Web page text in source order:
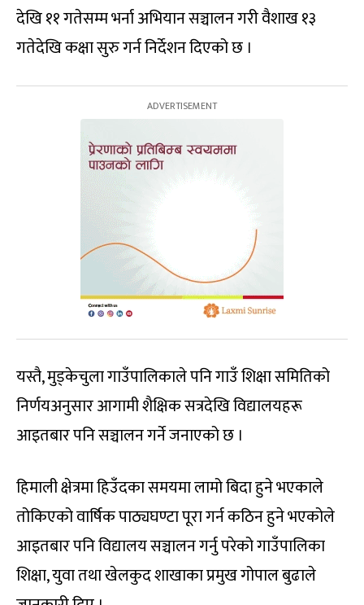
देखि ११ गतेसम्म भर्ना अभियान सञ्चालन गरी वैशाख १३
गतेदेखि कक्षा सुरु गर्न निर्देशन दिएको छ ।
यस्तै, मुड्केचुला गाउँपालिकाले पनि गाउँ शिक्षा समितिको
निर्णयअनुसार आगामी शैक्षिक सत्रदेखि विद्यालयहरू
आइतबार पनि सञ्चालन गर्ने जनाएको छ ।
हिमाली क्षेत्रमा हिउँदका समयमा लामो बिदा हुने भएकाले
तोकिएको वार्षिक पाठ्यघण्टा पूरा गर्न कठिन हुने भएकोले
आइतबार पनि विद्यालय सञ्चालन गर्नु परेको गाउँपालिका
शिक्षा, युवा तथा खेलकुद शाखाका प्रमुख गोपाल बुढाले